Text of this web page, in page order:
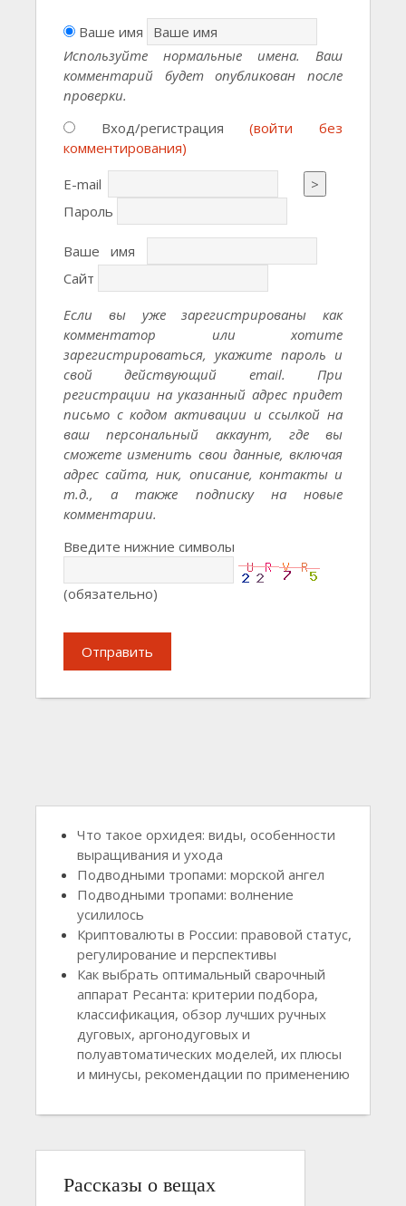
Ваше имя
Используйте нормальные имена. Ваш
комментарий будет опубликован после
проверки.
Вход/регистрация(войти без
комментирования)
E-mail
>
Пароль
Ваше имя
Сайт
Если вы уже зарегистрированы как
комментатор или хотите
зарегистрироваться, укажите пароль и
свой действующий email. При
регистрации на указанный адрес придет
письмо с кодом активации и ссылкой на
ваш персональный аккаунт, где вы
сможете изменить свои данные, включая
адрес сайта, ник, описание, контакты и
т.д., а также подписку на новые
комментарии.
Введите нижние символы
(обязательно)
Отправить
Что такое орхидея: виды, особенности
выращивания и ухода
Подводными тропами: морской ангел
Подводными тропами: волнение
усилилось
Криптовалюты в России: правовой статус,
регулирование и перспективы
Как выбрать оптимальный сварочный
аппарат Ресанта: критерии подбора,
классификация, обзор лучших ручных
дуговых, аргонодуговых и
полуавтоматических моделей, их плюсы
и минусы, рекомендации по применению
Рассказы о вещах